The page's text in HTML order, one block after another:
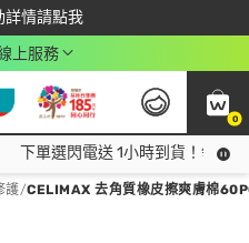
詳情請點我
高回饋$350
上服務
0
下單選閃電送 1小時到貨！領神
護/CELIMAX 去角質橡皮擦爽膚棉